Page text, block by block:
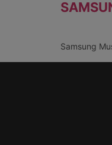
Samsung